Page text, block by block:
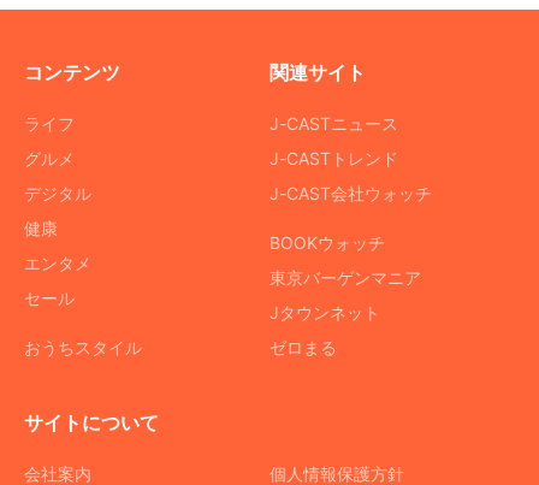
コンテンツ
ライフ
グルメ
デジタル
健康
エンタメ
セール
おうちスタイル
関連サイト
J-CASTニュース
J-CASTトレンド
J-CAST会社ウォッチ
BOOKウォッチ
東京バーゲンマニア
Jタウンネット
ゼロまる
サイトについて
会社案内 個人情報保護方針